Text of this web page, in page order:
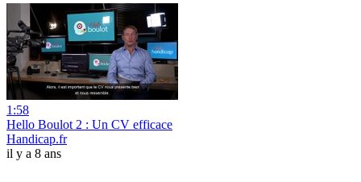
1:58
Hello Boulot 2 : Un CV efficace
Handicap.fr
il y a 8 ans